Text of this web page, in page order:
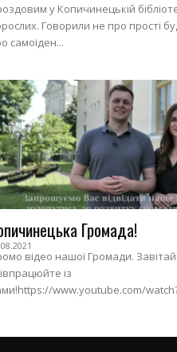
у Копичинецькій
Говорили не про прості
самоіден...
Громада!
відео нашої Громади.
із
www.youtube.com/